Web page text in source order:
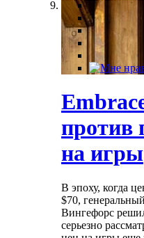
против
на игры
В эпоху, когда
$70,
Вингефорс
серьезно